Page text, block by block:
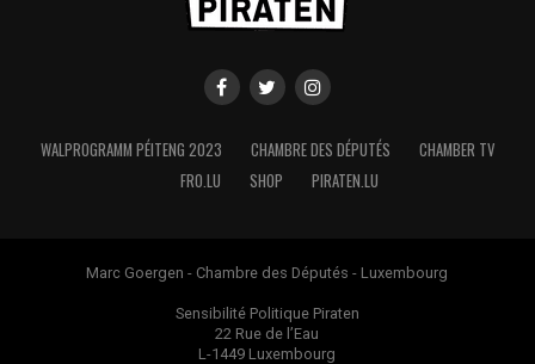
WALPROGRAMM PÉITENG 2023 CHAMBRE DES DÉPUTÉS
CHAMBER TV
FRO.LU
SHOP PIRATEN.LU
Marc Goergen - Chambre des Députés - Luxembourg
Sensibilité Politique Piraten
22 Rue de l’Eau
L-1449 Luxembourg